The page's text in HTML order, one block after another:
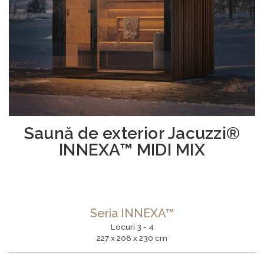
Saună de exterior Jacuzzi®
INNEXA™ MIDI MIX
Seria INNEXA™
Locuri 3 - 4
227 x 208 x 230 cm